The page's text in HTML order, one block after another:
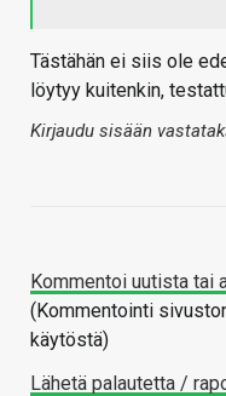
Tästähän ei siis ole
löytyy kuitenkin,
Kirjaudu sisään
Kommentoi uutista tai
(Kommentointi
käytöstä)
Lähetä palautetta /